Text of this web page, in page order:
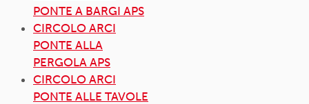
PONTE A BARGI APS
CIRCOLO ARCI
PONTE ALLA
PERGOLA APS
CIRCOLO ARCI
PONTE ALLE TAVOLE